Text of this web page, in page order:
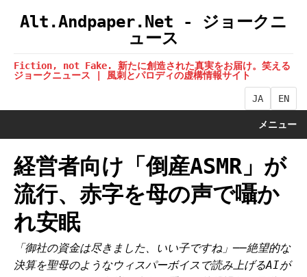
Alt.Andpaper.Net - ジョークニ
ュース
Fiction, not Fake. 新たに創造された真実をお届け。笑える
ジョークニュース | 風刺とパロディの虚構情報サイト
JA EN
メニュー
経営者向け「倒産ASMR」が
流行、赤字を母の声で囁か
れ安眠
「御社の資金は尽きました、いい子ですね」──絶望的な
決算を聖母のようなウィスパーボイスで読み上げるAIが